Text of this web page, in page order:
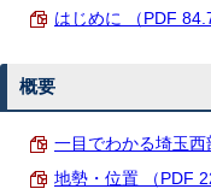
はじめに （PDF
概要
一目でわかる埼玉西
地勢・位置 （PDF